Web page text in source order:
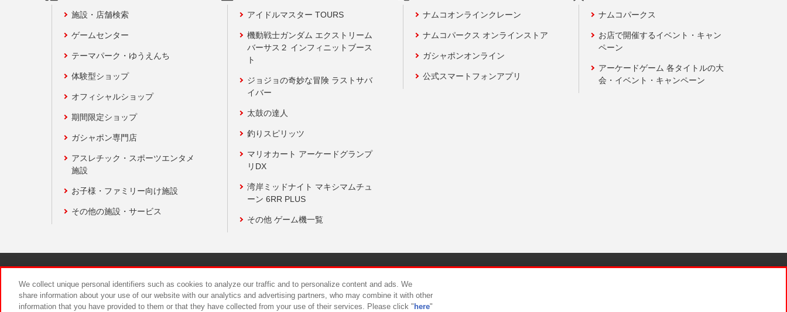
施設・店舗検索
ゲームセンター
テーマパーク・ゆうえんち
体験型ショップ
オフィシャルショップ
期間限定ショップ
ガシャポン専門店
アスレチック・スポーツエンタメ
施設
お子様・ファミリー向け施設
その他の施設・サービス
アイドルマスター TOURS
機動戦士ガンダム エクストリーム
バーサス２ インフィニットブース
ト
ジョジョの奇妙な冒険 ラストサバ
イバー
太鼓の達人
釣りスピリッツ
マリオカート アーケードグランプ
リDX
湾岸ミッドナイト マキシマムチュ
ーン 6RR PLUS
その他 ゲーム機一覧
ナムコオンラインクレーン
ナムコパークス オンラインストア
ガシャポンオンライン
公式スマートフォンアプリ
ナムコパークス
お店で開催するイベント・キャン
ペーン
アーケードゲーム 各タイトルの大
会・イベント・キャンペーン
食品のご提供について カスタマーハラスメント対応方針
We collect unique personal identifiers such as cookies to analyze our traffic and to personalize content and ads. We
share information about your use of our website with our analytics and advertising partners, who may combine it with other
information that you have provided to them or that they have collected from your use of their services. Please click " here"